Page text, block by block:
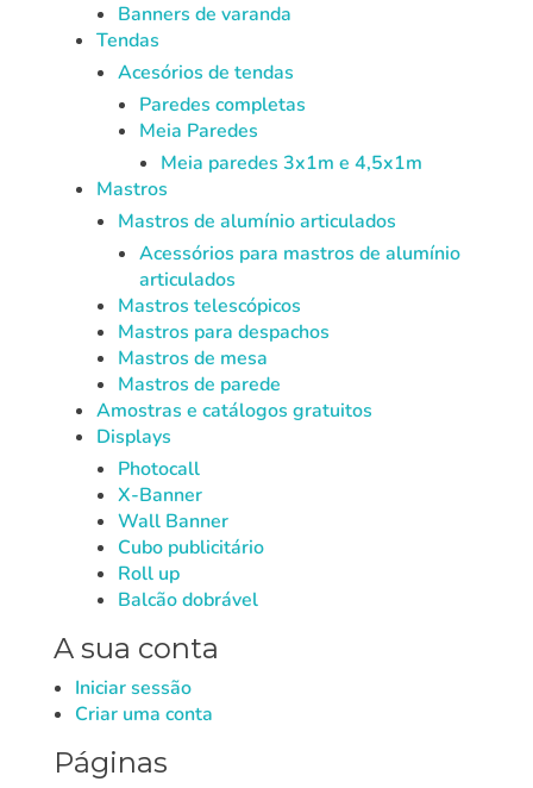
Iniciar sessão
Utilizador (VAT):
Palavra-passe:
Recordar palavra-passe:
Seleccione a sua
língua
Español
Português
Banners de varanda
Tendas
Acesórios de tendas
Paredes completas
Meia Paredes
Meia paredes 3x1m e 4,5x1m
Mastros
Mastros de alumínio articulados
Acessórios para mastros de alumínio
articulados
Mastros telescópicos
Mastros para despachos
Mastros de mesa
Mastros de parede
Amostras e catálogos gratuitos
Displays
Photocall
X-Banner
Wall Banner
Cubo publicitário
Roll up
Balcão dobrável
A sua conta
Iniciar sessão
Criar uma conta
Páginas
Espere, por favor